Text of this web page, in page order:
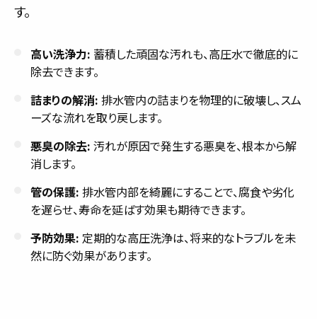
す。
高い洗浄力: 蓄積した頑固な汚れも、高圧水で徹底的に
除去できます。
詰まりの解消: 排水管内の詰まりを物理的に破壊し、スム
ーズな流れを取り戻します。
悪臭の除去: 汚れが原因で発生する悪臭を、根本から解
消します。
管の保護: 排水管内部を綺麗にすることで、腐食や劣化
を遅らせ、寿命を延ばす効果も期待できます。
予防効果: 定期的な高圧洗浄は、将来的なトラブルを未
然に防ぐ効果があります。